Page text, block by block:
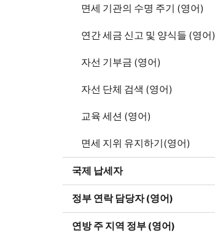
면세 기관의 수명 주기 (영어)
연간 세금 신고 및 양식들 (영어)
자선 기부금 (영어)
자선 단체 검색 (영어)
교육 세션 (영어)
면세 지위 유지하기(영어)
국제 납세자
정부 연락 담당자 (영어)
연방 주 지역 정부 (영어)